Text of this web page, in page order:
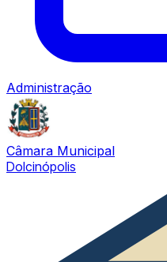
Administração
Câmara Municipal
Dolcinópolis